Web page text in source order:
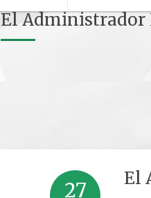
El Administrador
27 El